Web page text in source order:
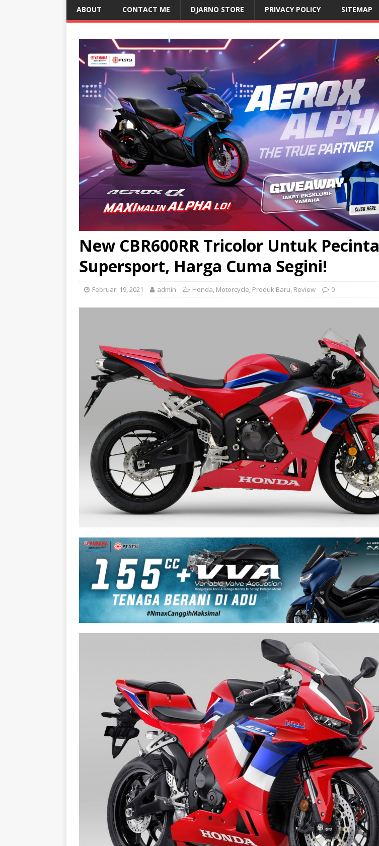
ABOUT CONTACT ME DJARNO STORE PRIVACY POLICY SITEMAP
New CBR600RR Tricolor Untuk Pecinta
Supersport, Harga Cuma Segini!
Februari 19, 2021 admin Honda, Motorcycle, Produk Baru, Review 0